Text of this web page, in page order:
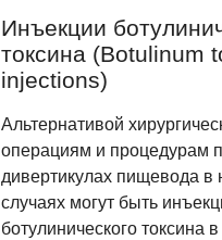
Инъекции
токсина (Botulinum
injections)
Альтернативой
операциям и процедурам
дивертикулах пищевода в
случаях могут быть
ботулинического токсина